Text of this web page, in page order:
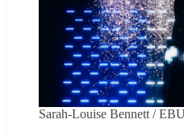
Sarah-Louise Bennett / EBU